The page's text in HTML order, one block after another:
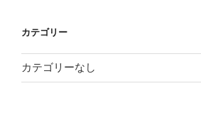
カテゴリー
カテゴリーなし